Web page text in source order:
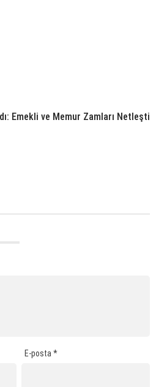
Emekli ve Memur Zamları Netleşti
E-posta*